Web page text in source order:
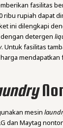
fasilitas
ribu rupiah dapat
ini dilengkapi
dengan detergen
. Untuk fasilitas
mesin
dan Maytag